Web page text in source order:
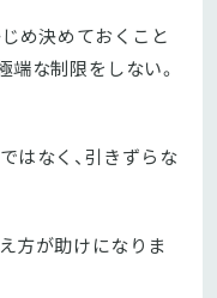
じめ決めておくこと
端な制限をしない。
はなく、引きずらな
方が助けになりま